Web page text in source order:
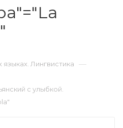
Лингвистика —
с улыбкой.